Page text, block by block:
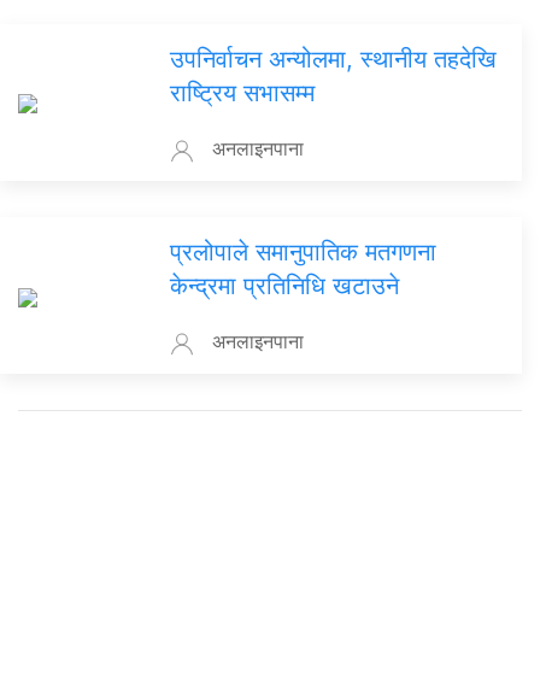
उपनिर्वाचन अन्योलमा, स्थानीय तहदेखि
राष्ट्रिय सभासम्म
अनलाइनपाना
प्रलोपाले समानुपातिक मतगणना
केन्द्रमा प्रतिनिधि खटाउने
अनलाइनपाना